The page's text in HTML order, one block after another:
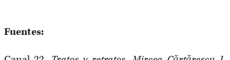
Fuentes: